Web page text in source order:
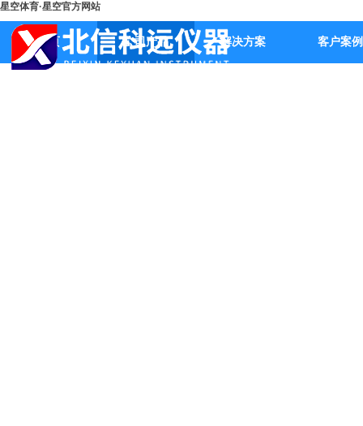
星空体育·星空官方网站
首页 公司产品 解决方案 客户案例